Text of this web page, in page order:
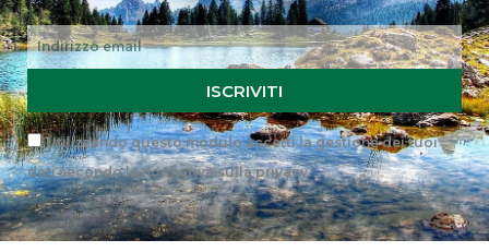
Email
Privacy
Utilizzando questo modulo accetti la gestione dei tuoi
dati secondo lanormativa sulla privacy.
ISCRIVITI